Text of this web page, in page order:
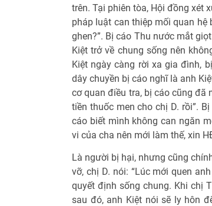
trên. Tại phiên tòa, Hội đồng xét
pháp luật can thiệp mối quan
ghen?”. Bị cáo Thu nước mắt
Kiệt trở về chung sống nên
Kiệt ngày càng rời xa gia đình,
dây chuyền bị cáo nghĩ là anh
cơ quan điều tra, bị cáo cũng đã
tiền thuốc men cho chị D. rồi”.
cáo biết mình không can ngăn
vi của cha nên mới làm thế, xin
Là người bị hại, nhưng cũng
vỡ, chị D. nói: “Lúc mới quen
quyết định sống chung. Khi chị
sau đó, anh Kiệt nói sẽ ly hôn